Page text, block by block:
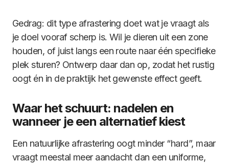
Gedrag: dit type afrastering doet wat je vraagt als
je doel vooraf scherp is. Wil je dieren uit een zone
houden, of juist langs een route naar één specifieke
plek sturen? Ontwerp daar dan op, zodat het rustig
oogt én in de praktijk het gewenste effect geeft.
Waar het schuurt: nadelen en
wanneer je een alternatief kiest
Een natuurlijke afrastering oogt minder “hard”, maar
vraagt meestal meer aandacht dan een uniforme,